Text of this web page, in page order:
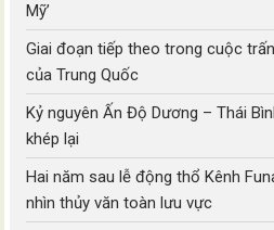
Mỹ’
Giai đoạn tiếp theo trong cuộc
của Trung Quốc
Kỷ nguyên Ấn Độ Dương – Thái
khép lại
Hai năm sau lễ động thổ Kênh
nhìn thủy văn toàn lưu vực